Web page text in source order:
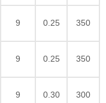
9 0.25 350
9 0.25 350
9 0.30 300